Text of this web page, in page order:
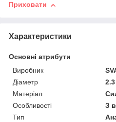
Приховати
Характеристики
Основні атрибути
Виробник
Діаметр
Матеріал
Особливості
З
Тип